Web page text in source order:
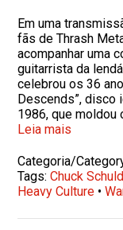
Em uma
fãs de Thrash
acompanhar uma
guitarrista da
celebrou os 36
Descends”, disco
1986, que moldou
Leia mais
Categoria/
Tags:Chuck
Heavy Culture •